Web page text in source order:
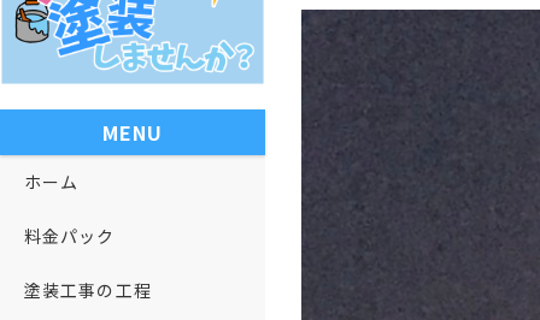
MENU
ホーム
料金パック
塗装工事の工程